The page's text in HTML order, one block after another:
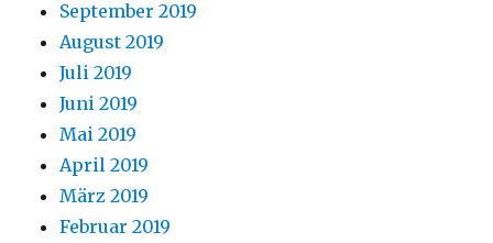
September 2019
August 2019
Juli 2019
Juni 2019
Mai 2019
April 2019
März 2019
Februar 2019